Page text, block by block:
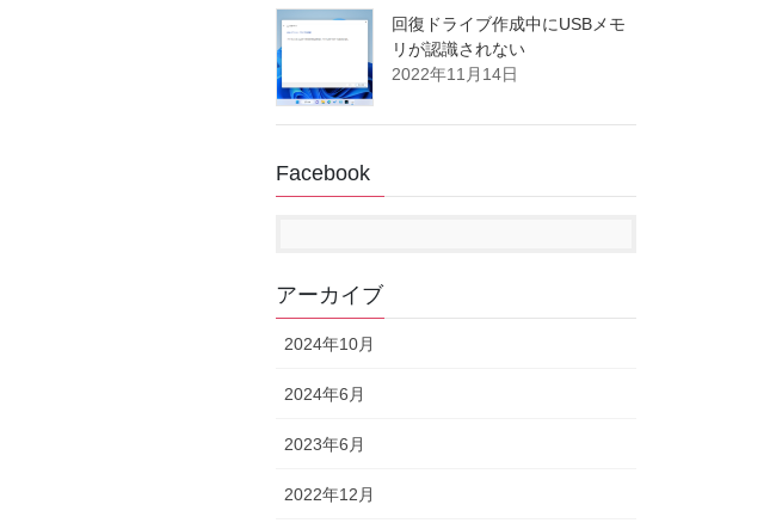
回復ドライブ作成中にUSBメモ
リが認識されない
2022年11月14日
Facebook
アーカイブ
2024年10月
2024年6月
2023年6月
2022年12月